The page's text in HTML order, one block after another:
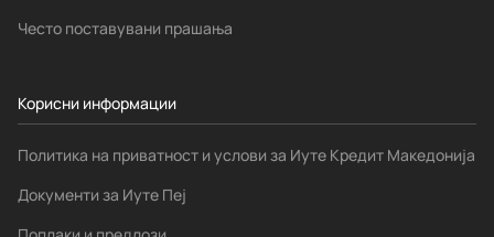
Често поставувани прашања
Корисни информации
Политика на приватност и услови за Иуте Кредит Македонија
Документи за Иуте Пеј